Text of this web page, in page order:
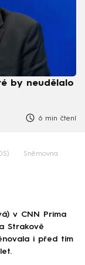
by neudělalo
6 min čtení
Sněmovna
v CNN Prima
Strakově
i před tím